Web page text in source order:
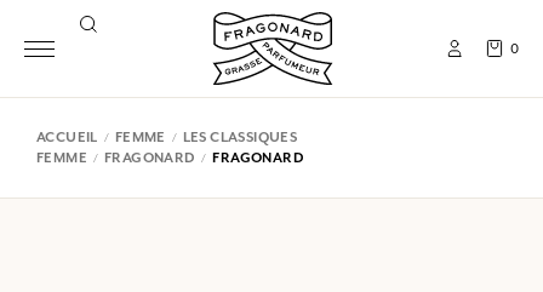
0
ACCUEIL FEMME
LES CLASSIQUES
FEMME
FRAGONARD FRAGONARD